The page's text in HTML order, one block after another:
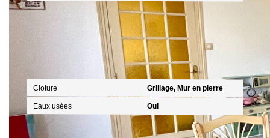
Cloture Grillage, Mur en pierre
Eaux usées Oui